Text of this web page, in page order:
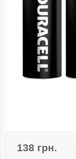
138 грн.